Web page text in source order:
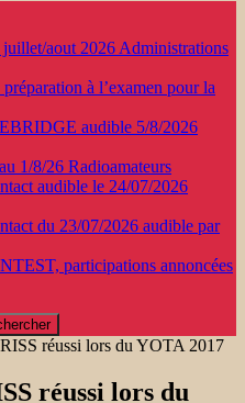
aout 2026 Administrations
à l’examen pour la
audible 5/8/2026
1/8/26 Radioamateurs
audible le 24/07/2026
du 23/07/2026 audible par
participations annoncées
réussi lors du YOTA 2017
réussi lors du